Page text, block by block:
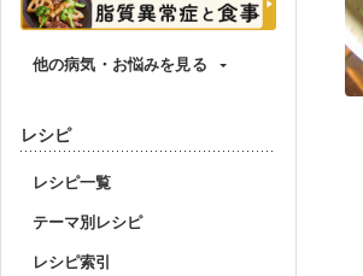
他の病気・お悩みを見る
レシピ
レシピ一覧
テーマ別レシピ
レシピ索引